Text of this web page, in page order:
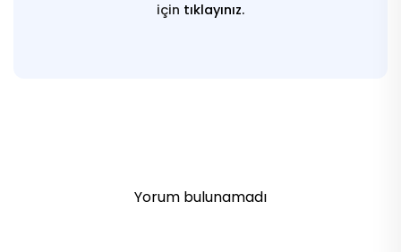
için tıklayınız.
Yorum bulunamadı